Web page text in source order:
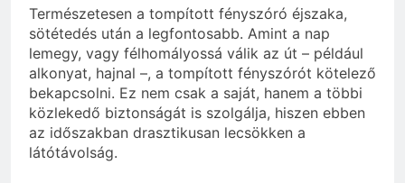
Természetesen a tompított fényszóró éjszaka,
sötétedés után a legfontosabb. Amint a nap
lemegy, vagy félhomályossá válik az út – például
alkonyat, hajnal –, a tompított fényszórót kötelező
bekapcsolni. Ez nem csak a saját, hanem a többi
közlekedő biztonságát is szolgálja, hiszen ebben
az időszakban drasztikusan lecsökken a
látótávolság.